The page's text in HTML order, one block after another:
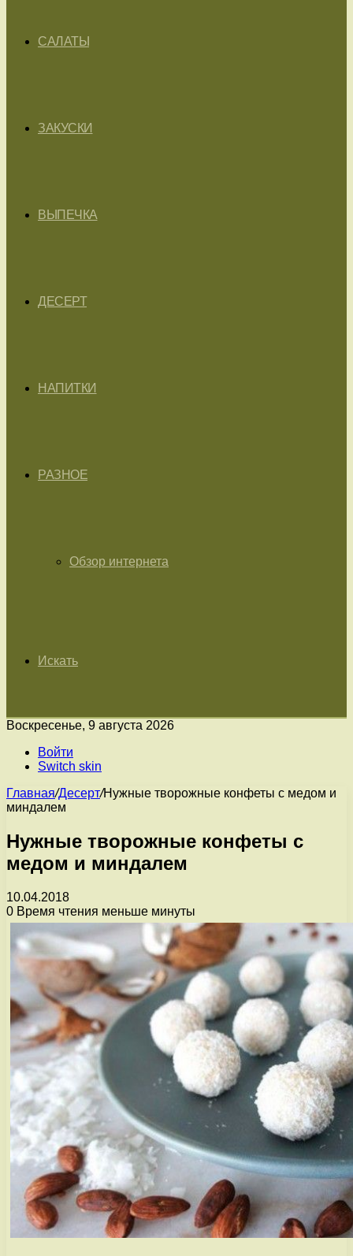
САЛАТЫ
ЗАКУСКИ
ВЫПЕЧКА
ДЕСЕРТ
НАПИТКИ
РАЗНОЕ
Обзор интернета
Искать
Воскресенье, 9 августа 2026
Войти
Switch skin
Главная/Десерт/Нужные творожные конфеты с медом и
миндалем
Нужные творожные конфеты с
медом и миндалем
10.04.2018
0 Время чтения меньше минуты